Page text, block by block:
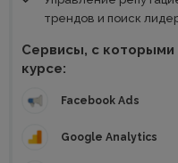
трендов и поиск
Сервисы, с
курсе:
Facebook Ads
Google Analytics